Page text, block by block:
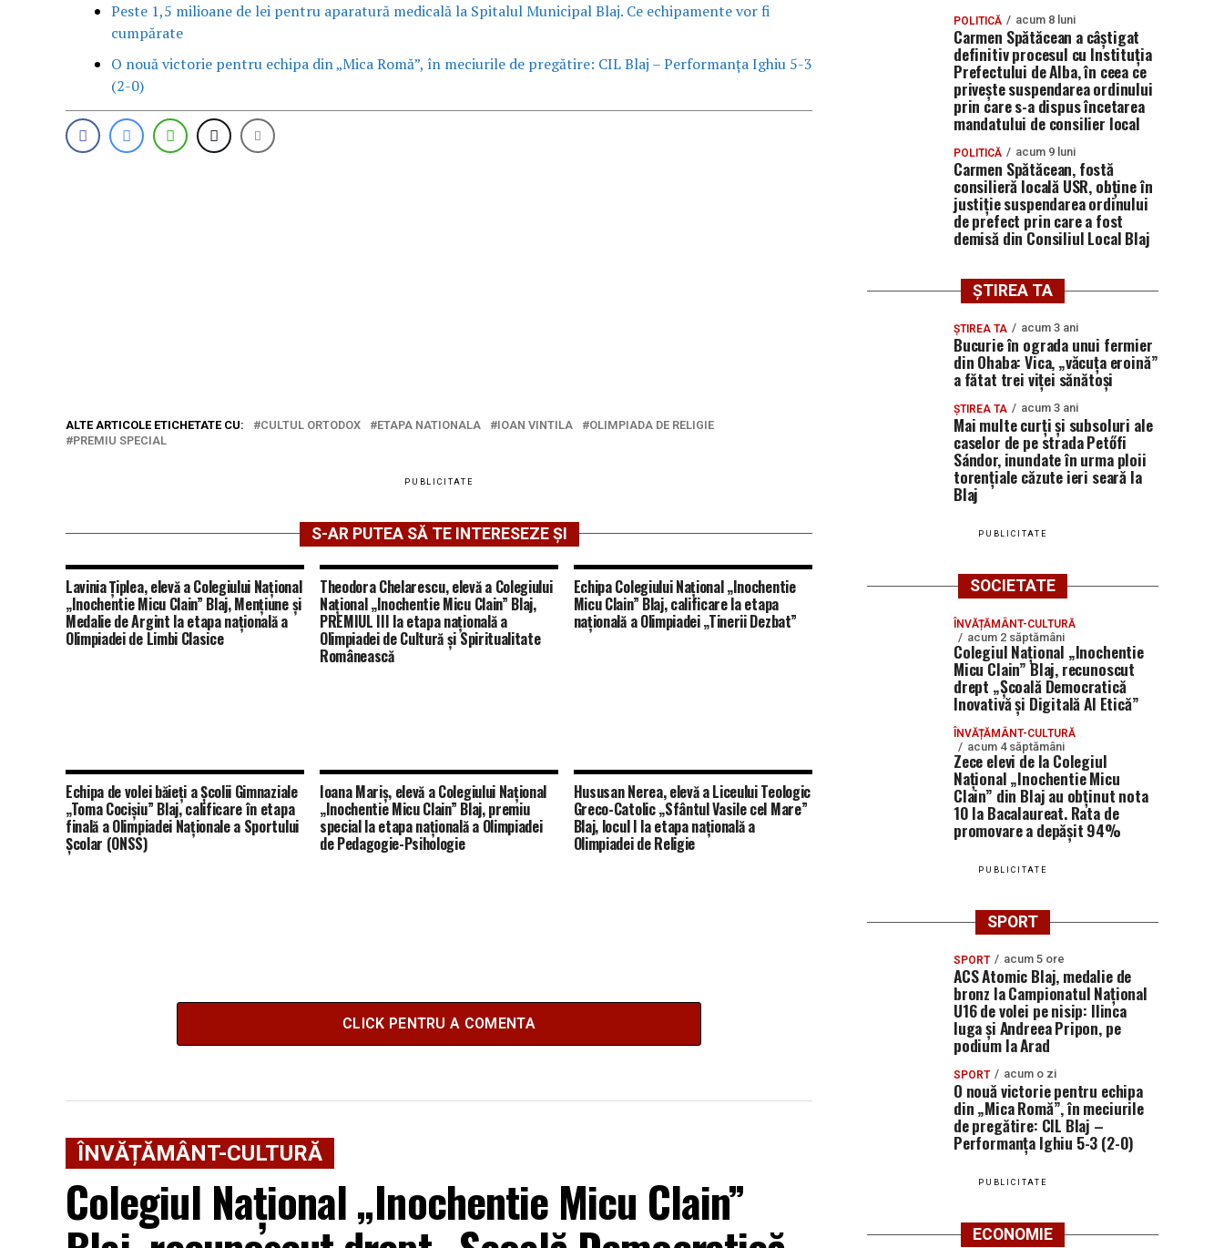
Peste 1,5 milioane de lei pentru aparatură medicală la Spitalul Municipal Blaj. Ce echipamente vor fi
cumpărate
O nouă victorie pentru echipa din „Mica Romă”, în meciurile de pregătire: CIL Blaj – Performanța Ighiu 5-3
(2-0)
ALTE ARTICOLE ETICHETATE CU: CULTUL ORTODOX ETAPA NATIONALA IOAN VINTILA
OLIMPIADA DE RELIGIE
PREMIU SPECIAL
PUBLICITATE
S-AR PUTEA SĂ TE INTERESEZE ȘI
Lavinia Țiplea, elevă a Colegiului Național
„Inochentie Micu Clain” Blaj, Mențiune și
Medalie de Argint la etapa națională a
Olimpiadei de Limbi Clasice
Theodora Chelarescu, elevă a Colegiului
Național „Inochentie Micu Clain” Blaj,
PREMIUL III la etapa națională a
Olimpiadei de Cultură și Spiritualitate
Românească
Echipa Colegiului Național „Inochentie
Micu Clain” Blaj, calificare la etapa
națională a Olimpiadei „Tinerii Dezbat”
Echipa de volei băieți a Școlii Gimnaziale
„Toma Cocișiu” Blaj, calificare în etapa
finală a Olimpiadei Naționale a Sportului
Școlar (ONSS)
Ioana Mariș, elevă a Colegiului Național
„Inochentie Micu Clain” Blaj, premiu
special la etapa națională a Olimpiadei
de Pedagogie-Psihologie
Hususan Nerea, elevă a Liceului Teologic
Greco-Catolic „Sfântul Vasile cel Mare”
Blaj, locul I la etapa națională a
Olimpiadei de Religie
CLICK PENTRU A COMENTA
ÎNVĂȚĂMÂNT-CULTURĂ
Colegiul Național „Inochentie Micu Clain”
POLITICĂ acum 8 luni
Carmen Spătăcean a câștigat
definitiv procesul cu Instituția
Prefectului de Alba, în ceea ce
privește suspendarea ordinului
prin care s-a dispus încetarea
mandatului de consilier local
POLITICĂ acum 9 luni
Carmen Spătăcean, fostă
consilieră locală USR, obține în
justiție suspendarea ordinului
de prefect prin care a fost
demisă din Consiliul Local Blaj
ȘTIREA TA
ȘTIREA TA acum 3 ani
Bucurie în ograda unui fermier
din Ohaba: Vica, „văcuța eroină”
a fătat trei viței sănătoși
ȘTIREA TA acum 3 ani
Mai multe curți și subsoluri ale
caselor de pe strada Petőfi
Sándor, inundate în urma ploii
torențiale căzute ieri seară la
Blaj
PUBLICITATE
SOCIETATE
ÎNVĂȚĂMÂNT-CULTURĂ
acum 2 săptămâni
Colegiul Național „Inochentie
Micu Clain” Blaj, recunoscut
drept „Școală Democratică
Inovativă și Digitală AI Etică”
ÎNVĂȚĂMÂNT-CULTURĂ
acum 4 săptămâni
Zece elevi de la Colegiul
Național „Inochentie Micu
Clain” din Blaj au obținut nota
10 la Bacalaureat. Rata de
promovare a depășit 94%
PUBLICITATE
SPORT
SPORT acum 5 ore
ACS Atomic Blaj, medalie de
bronz la Campionatul Național
U16 de volei pe nisip: Ilinca
Iuga și Andreea Pripon, pe
podium la Arad
SPORT acum o zi
O nouă victorie pentru echipa
din „Mica Romă”, în meciurile
de pregătire: CIL Blaj –
Performanța Ighiu 5-3 (2-0)
PUBLICITATE
ECONOMIE